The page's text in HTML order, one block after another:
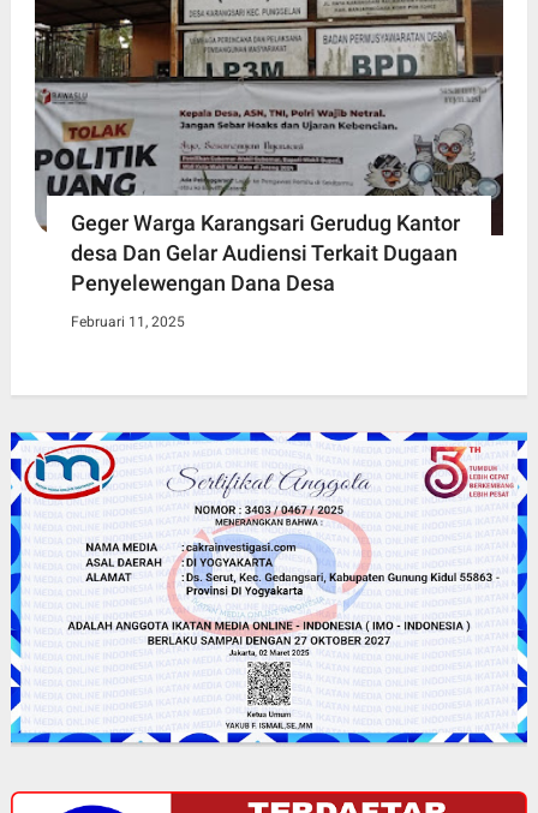
Geger Warga Karangsari Gerudug Kantor
desa Dan Gelar Audiensi Terkait Dugaan
Penyelewengan Dana Desa
Februari 11, 2025